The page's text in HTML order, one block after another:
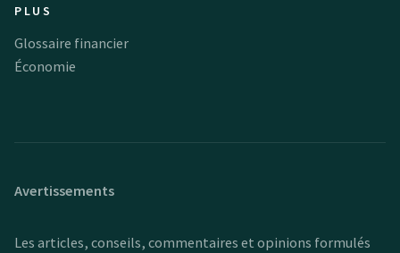
PLUS
Glossaire financier
Économie
Avertissements
Les articles, conseils, commentaires et opinions formulés